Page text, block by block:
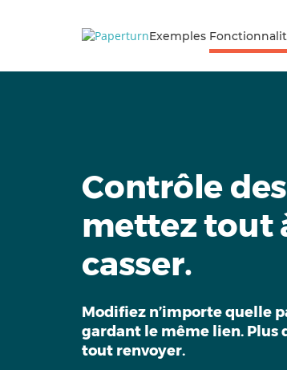
Exemples
Contrôle
mettez tout
casser.
Modifiez n’importe quelle
gardant le même lien. Plus
tout renvoyer.